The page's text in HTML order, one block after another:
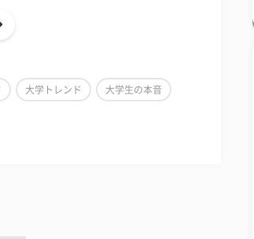
大学トレンド 大学生の本音